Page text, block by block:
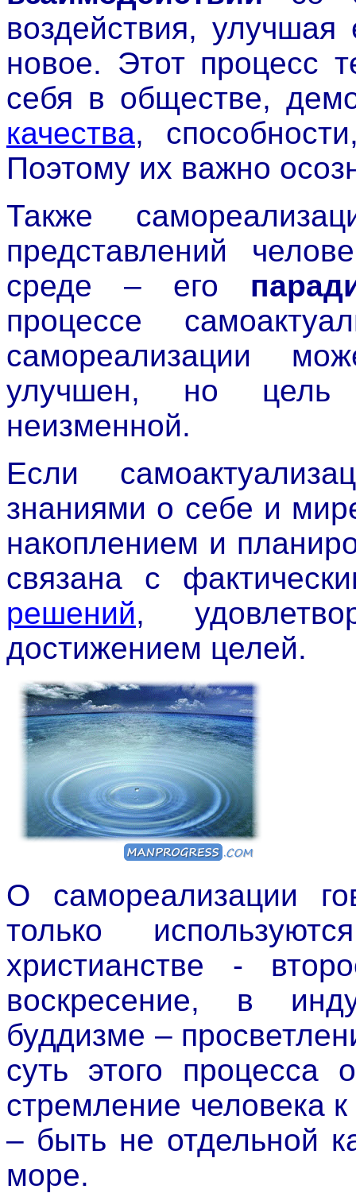
воздействия,
новое. Этот процесс
себя в обществе,
качества,
Поэтому их важно
Также
представлений
среде – его
процессе
самореализации
улучшен, но цель
неизменной.
Если
знаниями о себе и
накоплением и
связана с
решений,
достижением целей.
О самореализации
только
христианстве -
воскресение, в
буддизме –
суть этого процесса
стремление человека
– быть не отдельной
море.